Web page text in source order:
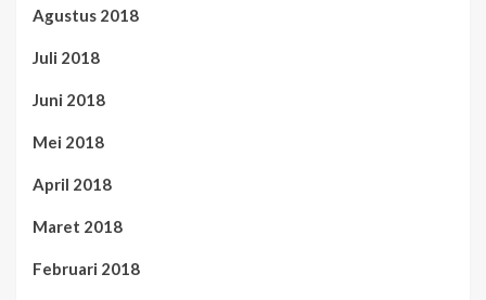
Agustus 2018
Juli 2018
Juni 2018
Mei 2018
April 2018
Maret 2018
Februari 2018